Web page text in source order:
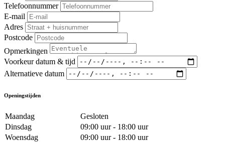
Telefoonnummer
E-mail
Adres
Postcode
Opmerkingen
Voorkeur datum & tijd
Alternatieve datum
Openingstijden
Maandag
Gesloten
Dinsdag
09:00 uur - 18:00 uur
Woensdag
09:00 uur - 18:00 uur